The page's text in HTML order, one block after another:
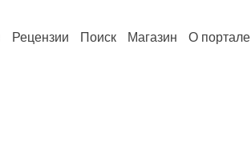
Рецензии Поиск Магазин О портале